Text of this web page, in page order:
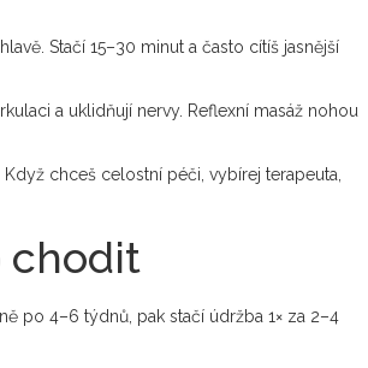
Stačí 15–30 minut a často cítíš jasnější
a uklidňují nervy. Reflexní masáž nohou
chceš celostní péči, vybírej terapeuta,
chodit
po 4–6 týdnů, pak stačí údržba 1× za 2–4